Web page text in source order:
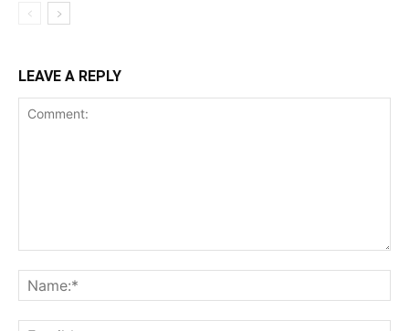
LEAVE A REPLY